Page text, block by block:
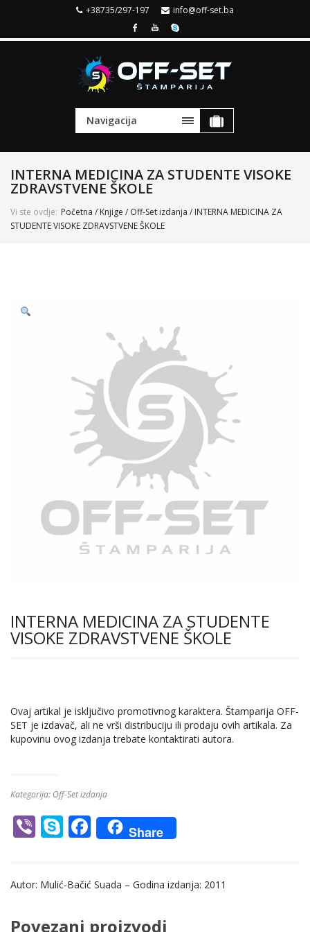
+38735/297-197 info@off-set.ba
Navigacija
INTERNA MEDICINA ZA STUDENTE VISOKE
ZDRAVSTVENE ŠKOLE
Vi ste ovdje: Početna / Knjige / Off-Set izdanja / INTERNA MEDICINA ZA
STUDENTE VISOKE ZDRAVSTVENE ŠKOLE
INTERNA MEDICINA ZA STUDENTE
VISOKE ZDRAVSTVENE ŠKOLE
Ovaj artikal je isključivo promotivnog karaktera. Štamparija OFF-
SET je izdavač, ali ne vrši distribuciju ili prodaju ovih artikala. Za
kupovinu ovog izdanja trebate kontaktirati autora.
Kategorija: Off-Set izdanja
Vi S
p
F
ac
b
Share
Autor: Mulić-Bačić Suada – Godina izdanja: 2011
Povezani proizvodi